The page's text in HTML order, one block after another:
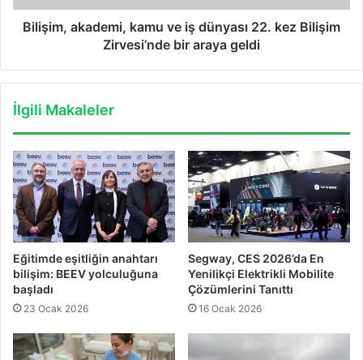
Bilişim
Zirvesi’nde
Bilişim, akademi, kamu ve iş dünyası 22. kez Bilişim
Zirvesi’nde bir araya geldi
İlgili Makaleler
Eğitimde eşitliğin anahtarı
bilişim: BEEV yolculuğuna
başladı
23 Ocak 2026
Segway, CES 2026’da En
Yenilikçi Elektrikli Mobilite
Çözümlerini Tanıttı
16 Ocak 2026